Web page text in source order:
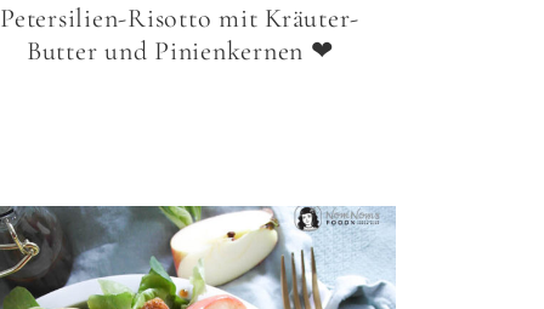
Petersilien-Risotto mit Kräuter-
Butter und Pinienkernen ❤